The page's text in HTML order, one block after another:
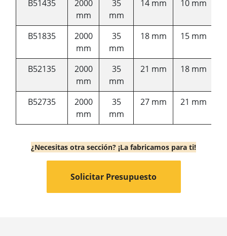
B51435
2000
mm
35
mm
14 mm 10 mm
B51835
2000
mm
35
mm
18 mm 15 mm
B52135
2000
mm
35
mm
21 mm 18 mm
B52735
2000
mm
35
mm
27 mm 21 mm
¿Necesitas otra sección? ¡La fabricamos para ti!
Solicitar Presupuesto